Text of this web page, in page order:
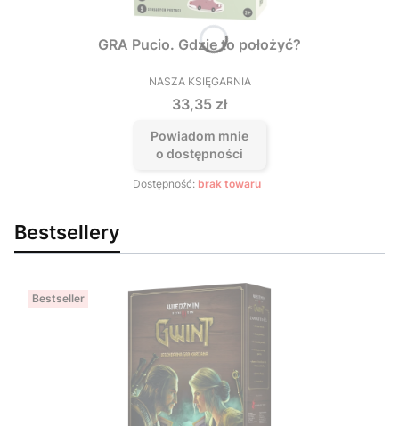
GRA Pucio. Gdzie to położyć?
PRODUCENT
NASZA KSIĘGARNIA
Cena
33,35 zł
Powiadom mnie
o dostępności
Dostępność: brak towaru
Bestsellery
Bestseller